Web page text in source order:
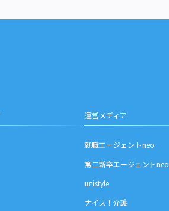
運営メディア
就職エージェントneo
第二新卒エージェントneo
unistyle
ナイス！介護